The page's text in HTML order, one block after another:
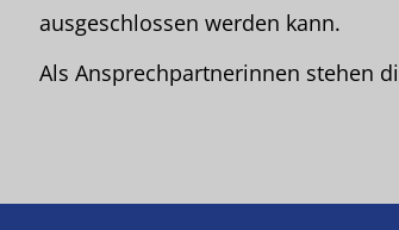
ausgeschlossen werden kann.
Als Ansprechpartnerinnen stehen